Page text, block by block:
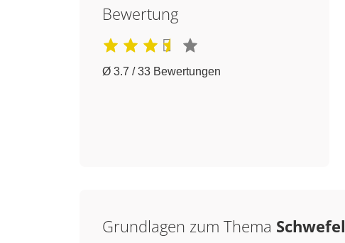
Bewertung
Ø 3.7 / 33 Bewertungen
Grundlagen zum Thema Schwefel